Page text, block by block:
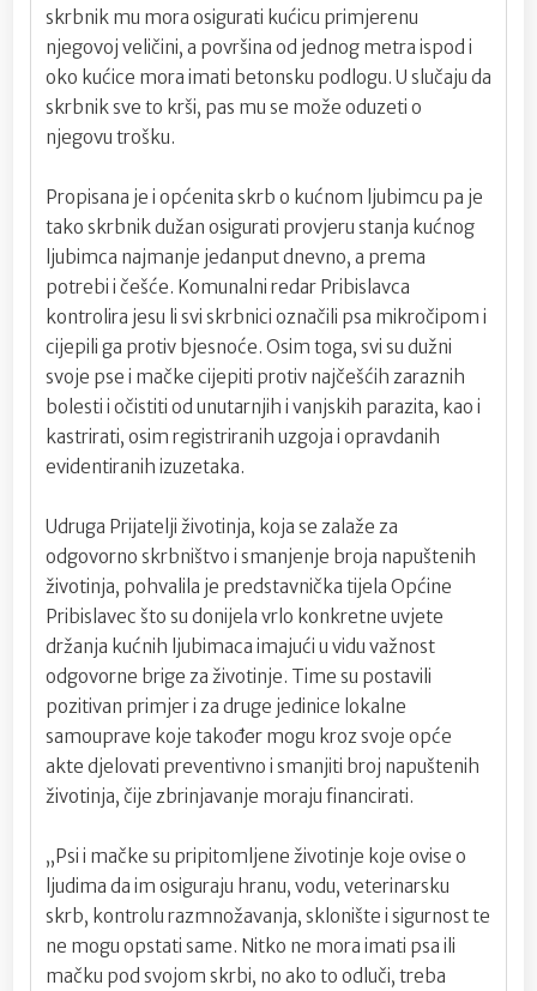
skrbnik mu mora osigurati kućicu primjerenu
njegovoj veličini, a površina od jednog metra ispod i
oko kućice mora imati betonsku podlogu. U slučaju da
skrbnik sve to krši, pas mu se može oduzeti o
njegovu trošku.
Propisana je i općenita skrb o kućnom ljubimcu pa je
tako skrbnik dužan osigurati provjeru stanja kućnog
ljubimca najmanje jedanput dnevno, a prema
potrebi i češće. Komunalni redar Pribislavca
kontrolira jesu li svi skrbnici označili psa mikročipom i
cijepili ga protiv bjesnoće. Osim toga, svi su dužni
svoje pse i mačke cijepiti protiv najčešćih zaraznih
bolesti i očistiti od unutarnjih i vanjskih parazita, kao i
kastrirati, osim registriranih uzgoja i opravdanih
evidentiranih izuzetaka.
Udruga Prijatelji životinja, koja se zalaže za
odgovorno skrbništvo i smanjenje broja napuštenih
životinja, pohvalila je predstavnička tijela Općine
Pribislavec što su donijela vrlo konkretne uvjete
držanja kućnih ljubimaca imajući u vidu važnost
odgovorne brige za životinje. Time su postavili
pozitivan primjer i za druge jedinice lokalne
samouprave koje također mogu kroz svoje opće
akte djelovati preventivno i smanjiti broj napuštenih
životinja, čije zbrinjavanje moraju financirati.
„Psi i mačke su pripitomljene životinje koje ovise o
ljudima da im osiguraju hranu, vodu, veterinarsku
skrb, kontrolu razmnožavanja, sklonište i sigurnost te
ne mogu opstati same. Nitko ne mora imati psa ili
mačku pod svojom skrbi, no ako to odluči, treba